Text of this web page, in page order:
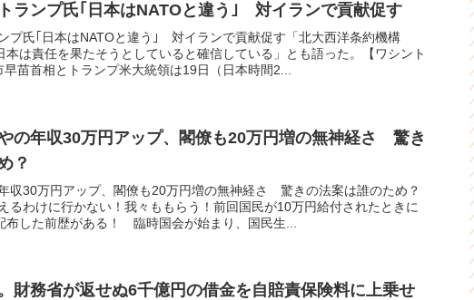
ランプ氏｢日本はNATOと違う｣ 対イランで貢献促す
プ氏｢日本はNATOと違う｣ 対イランで貢献促す「北大西洋条約機構
本は責任を果たそうとしていると確信している」とも語った。【ワシント
早苗首相とトランプ米大統領は19日（日本時間2...
の年収30万円アップ、閣僚も20万円増の無神経さ 驚き
？
収30万円アップ、閣僚も20万円増の無神経さ 驚きの法案は誰のため？
るわけに行かない！我々ももらう！前回国民が10万円給付されたときに
布した前歴がある！ 臨時国会が始まり、国民生...
財務省が返せぬ6千億円の借金を自賠責保険料に上乗せ